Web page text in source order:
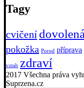
Tagy
cvičení dovolená
pokožka Porod příprava
vztah zdraví
2017 Všechna práva
Suprzena.cz